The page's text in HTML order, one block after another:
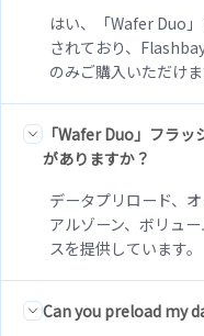
はい、「Wafer Duo
されており、
のみご購入いただけま
「Wafer Duo」フラ
がありますか？
データプリロード、
アルゾーン、ボリュ
スを提供しています。
Can you preload my